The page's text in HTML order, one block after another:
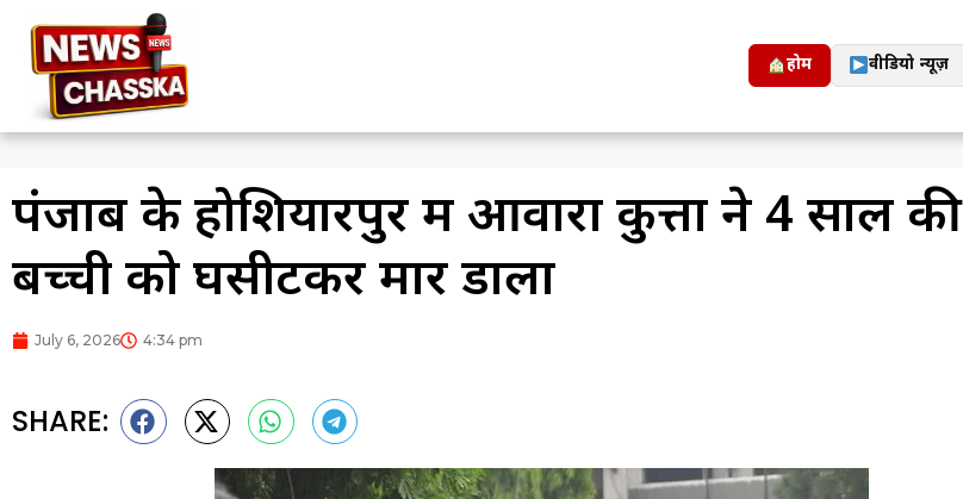
होम वीडियो न्यूज़
पंजाब के होशियारपुर में आवारा कुत्तों ने 4 साल की
बच्ची को घसीटकर मार डाला
July 6, 2026 4:34 pm
SHARE: